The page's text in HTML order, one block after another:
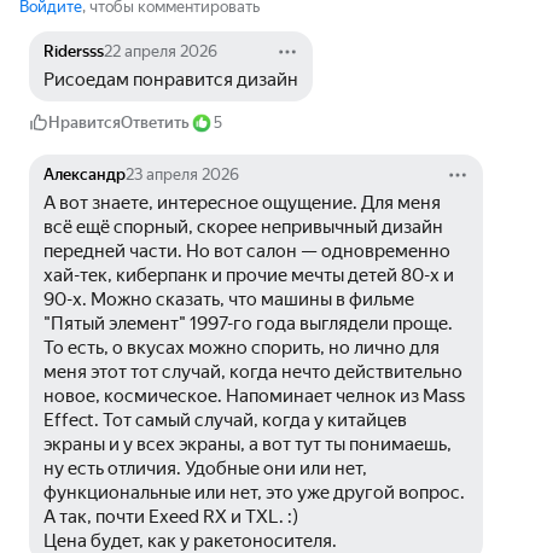
Войдите, чтобы комментировать
Ridersss22 апреля 2026
Рисоедам понравится дизайн
НравитсяОтветить 5
Александр23 апреля 2026
А вот знаете, интересное ощущение. Для меня
всё ещё спорный, скорее непривычный дизайн
передней части. Но вот салон — одновременно
хай-тек, киберпанк и прочие мечты детей 80-х и
90-х. Можно сказать, что машины в фильме
"Пятый элемент" 1997-го года выглядели проще.
То есть, о вкусах можно спорить, но лично для
меня этот тот случай, когда нечто действительно
новое, космическое. Напоминает челнок из Mass
Effect. Тот самый случай, когда у китайцев
экраны и у всех экраны, а вот тут ты понимаешь,
ну есть отличия. Удобные они или нет,
функциональные или нет, это уже другой вопрос.
А так, почти Exeed RX и TXL. :)
Цена будет, как у ракетоносителя.